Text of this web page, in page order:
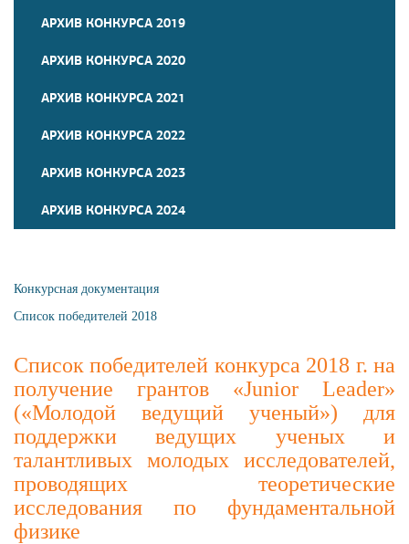
АРХИВ КОНКУРСА 2019
АРХИВ КОНКУРСА 2020
АРХИВ КОНКУРСА 2021
АРХИВ КОНКУРСА 2022
АРХИВ КОНКУРСА 2023
АРХИВ КОНКУРСА 2024
Конкурсная документация
Список победителей 2018
Список победителей конкурса 2018 г. на
получение грантов «Junior Leader»
(«Молодой ведущий ученый») для
поддержки ведущих ученых и
талантливых молодых исследователей,
проводящих теоретические
исследования по фундаментальной
физике